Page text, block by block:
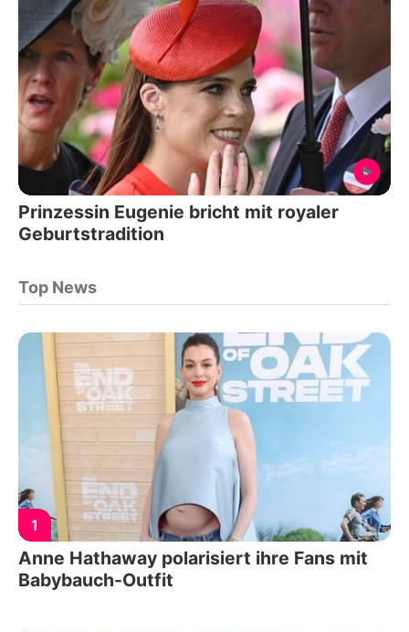
Prinzessin Eugenie bricht mit royaler
Geburtstradition
Top News
1
Anne Hathaway polarisiert ihre Fans mit
Babybauch-Outfit